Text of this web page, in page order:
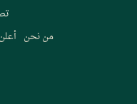
من نحن